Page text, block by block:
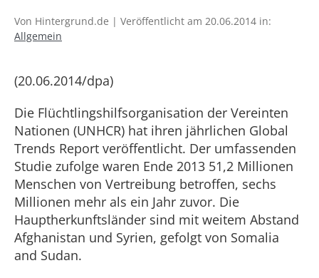
Von Hintergrund.de | Veröffentlicht am 20.06.2014 in:
Allgemein
(20.06.2014/dpa)
Die Flüchtlingshilfsorganisation der Vereinten
Nationen (UNHCR) hat ihren jährlichen Global
Trends Report veröffentlicht. Der umfassenden
Studie zufolge waren Ende 2013 51,2 Millionen
Menschen von Vertreibung betroffen, sechs
Millionen mehr als ein Jahr zuvor. Die
Hauptherkunftsländer sind mit weitem Abstand
Afghanistan und Syrien, gefolgt von Somalia
and Sudan.